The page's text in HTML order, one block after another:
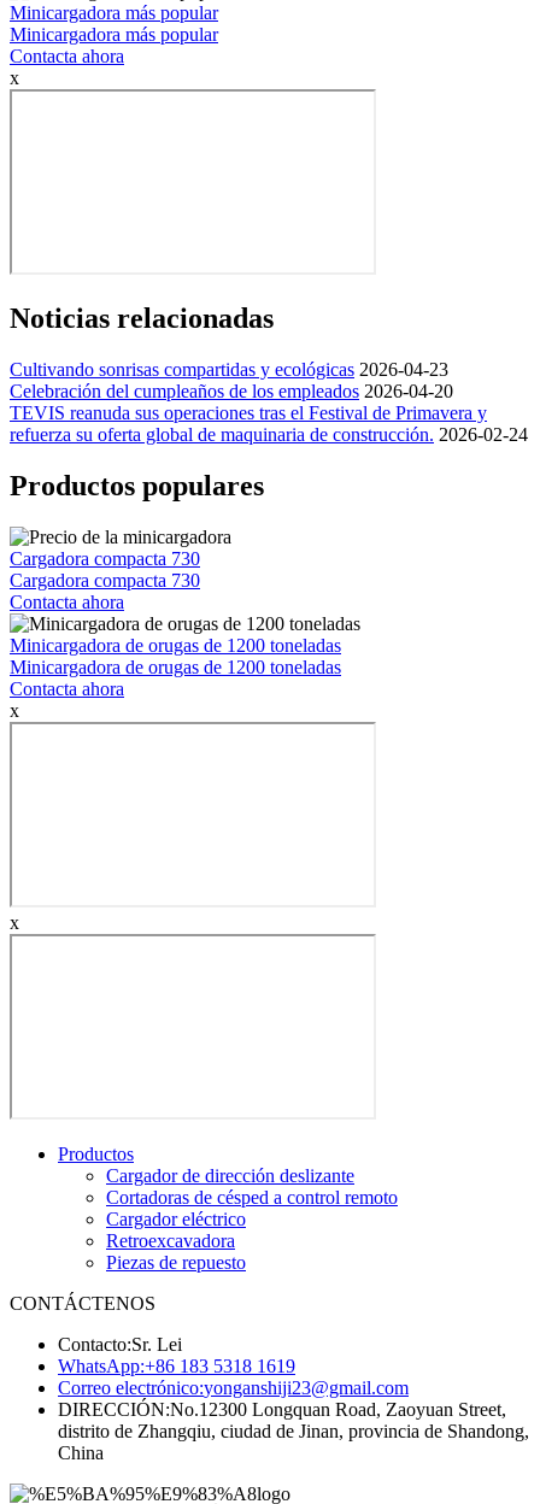
Minicargadora más popular
Minicargadora más popular
Contacta ahora
x
Noticias relacionadas
Cultivando sonrisas compartidas y ecológicas 2026-04-23
Celebración del cumpleaños de los empleados 2026-04-20
TEVIS reanuda sus operaciones tras el Festival de Primavera y
refuerza su oferta global de maquinaria de construcción. 2026-02-24
Productos populares
Cargadora compacta 730
Cargadora compacta 730
Contacta ahora
Minicargadora de orugas de 1200 toneladas
Minicargadora de orugas de 1200 toneladas
Contacta ahora
x
x
Productos
Cargador de dirección deslizante
Cortadoras de césped a control remoto
Cargador eléctrico
Retroexcavadora
Piezas de repuesto
CONTÁCTENOS
Contacto:Sr. Lei
WhatsApp:+86 183 5318 1619
Correo electrónico:yonganshiji23@gmail.com
DIRECCIÓN:No.12300 Longquan Road, Zaoyuan Street,
distrito de Zhangqiu, ciudad de Jinan, provincia de Shandong,
China